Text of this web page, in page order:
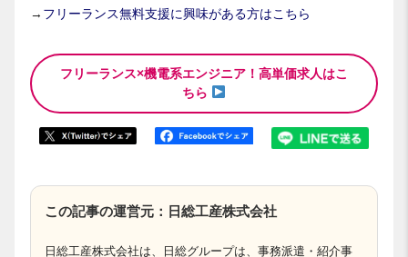
→ フリーランス無料支援に興味がある方はこちら
フリーランス×機電系エンジニア！高単価求人はこ
ちら
この記事の運営元：日総工産株式会社
日総工産株式会社は、日総グループは、事務派遣・紹介事